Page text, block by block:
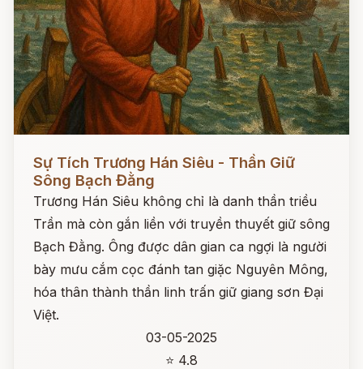
Sự Tích Trương Hán Siêu - Thần Giữ
Sông Bạch Đằng
Trương Hán Siêu không chỉ là danh thần triều
Trần mà còn gắn liền với truyền thuyết giữ sông
Bạch Đằng. Ông được dân gian ca ngợi là người
bày mưu cắm cọc đánh tan giặc Nguyên Mông,
hóa thân thành thần linh trấn giữ giang sơn Đại
Việt.
03-05-2025
⭐ 4.8